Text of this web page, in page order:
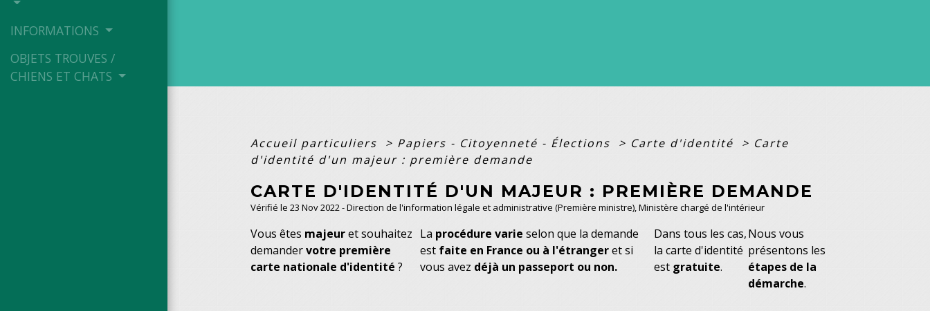
INFORMATIONS
OBJETS TROUVES /
CHIENS ET CHATS
Accueil particuliers > Papiers - Citoyenneté - Élections > Carte d'identité > Carte
d'identité d'un majeur : première demande
CARTE D'IDENTITÉ D'UN MAJEUR : PREMIÈRE DEMANDE
Vérifié le 23 Nov 2022 - Direction de l'information légale et administrative (Première ministre), Ministère chargé de l'intérieur
Vous êtes majeuret souhaitez
demandervotre première
carte nationale d'identité ?
La procédure varie selon que la demande
est faite en France ou à l'étrangeret si
vous avez déjà un passeport ou non.
Dans tous les cas,
la carte d'identité
est gratuite.
Nous vous
présentons les
étapes de la
démarche.